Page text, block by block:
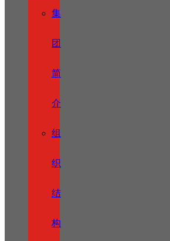
集
团
简
介
组
织
结
构